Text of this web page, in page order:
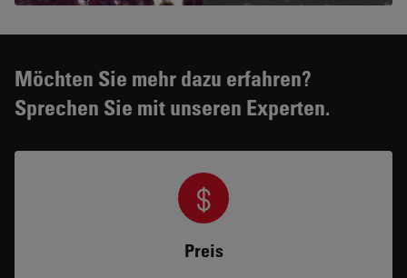
Möchten Sie mehr dazu erfahren?
Sprechen Sie mit unseren Experten.
Preis